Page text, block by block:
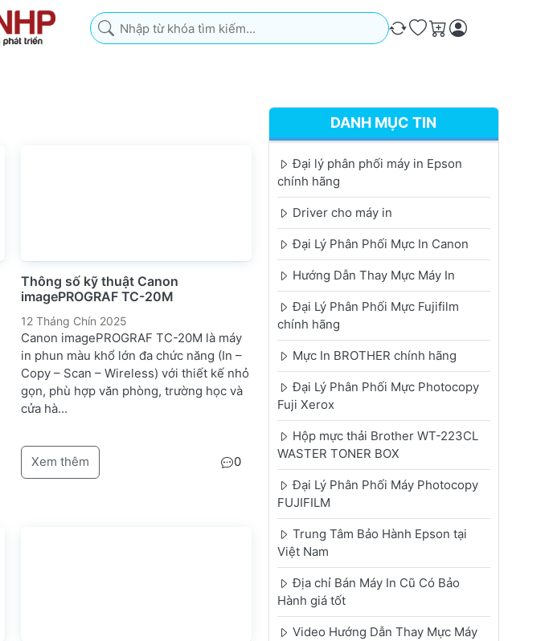
Nhập từ khóa tìm kiếm. Kết quả sẽ tự động xuất hiện khi bạn nhập. Nhấn phím
So sánh
Ưa thích
Giỏ hàng
Thông số kỹ thuật Canon
imagePROGRAF TC-20M
12 Tháng Chín 2025
Canon imagePROGRAF TC-20M là máy
in phun màu khổ lớn đa chức năng (In –
Copy – Scan – Wireless) với thiết kế nhỏ
gọn, phù hợp văn phòng, trường học và
cửa hà...
Xem thêm 0
DANH MỤC TIN
Đại lý phân phối máy in Epson
chính hãng
Driver cho máy in
Đại Lý Phân Phối Mực In Canon
Hướng Dẫn Thay Mực Máy In
Đại Lý Phân Phối Mực Fujifilm
chính hãng
Mực In BROTHER chính hãng
Đại Lý Phân Phối Mực Photocopy
Fuji Xerox
Hộp mực thải Brother WT-223CL
WASTER TONER BOX
Đại Lý Phân Phối Máy Photocopy
FUJIFILM
Trung Tâm Bảo Hành Epson tại
Việt Nam
Địa chỉ Bán Máy In Cũ Có Bảo
Hành giá tốt
Video Hướng Dẫn Thay Mực Máy